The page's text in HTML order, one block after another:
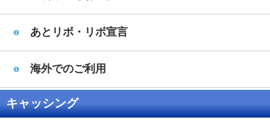
あとリボ・リボ宣言
海外でのご利用
キャッシング